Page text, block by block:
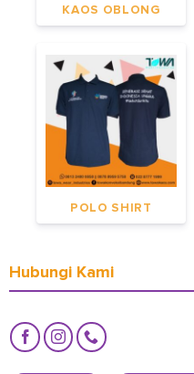
KAOS OBLONG
POLO SHIRT
Hubungi Kami